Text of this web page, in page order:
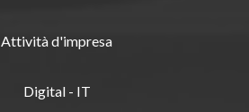
Attività d'impresa
Digital - IT